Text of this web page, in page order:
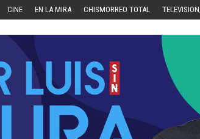
CINE EN LA MIRA CHISMORREO TOTAL